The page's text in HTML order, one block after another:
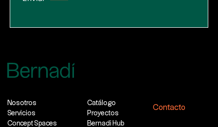
Nosotros
Servicios
Concept Spaces
Catálogo
Proyectos
Bernadi Hub
Contacto